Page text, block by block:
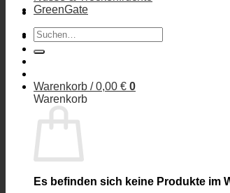
Anmelden
Warenkorb /0,00 € 0
Warenkorb
Es befinden sich keine Produkte im
GreenGate
Suchen
nach: